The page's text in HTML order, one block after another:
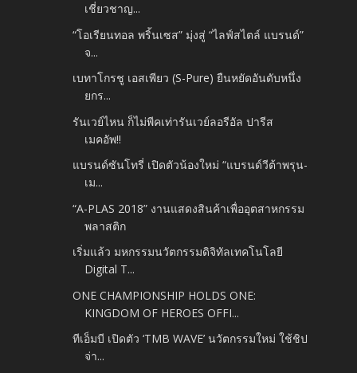
เชี่ยวชาญ...
“โอเรียนทอล พริ้นเซส” มุ่งสู่ “ไลฟ์สไตล์ แบรนด์”
จ...
เบทาโกรชู เอสเพียว (S-Pure) ยืนหยัดอันดับหนึ่ง
ยกร...
รันเวย์ไหน ก็ไม่พีคเท่ารันเวย์ลอรีอัล ปารีส
เมคอัพ!!
แบรนด์ซันโทรี่ เปิดตัวน้องใหม่ “แบรนด์วีต้าพรุน-
เม...
“A-PLAS 2018” งานแสดงสินค้าเพื่ออุตสาหกรรม
พลาสติก
เริ่มแล้ว มหกรรมนวัตกรรมดิจิทัลเทคโนโลยี
Digital T...
ONE CHAMPIONSHIP HOLDS ONE:
KINGDOM OF HEROES OFFI...
ทีเอ็มบี เปิดตัว ‘TMB WAVE’ นวัตกรรมใหม่ ใช้ชิป
จ่า...